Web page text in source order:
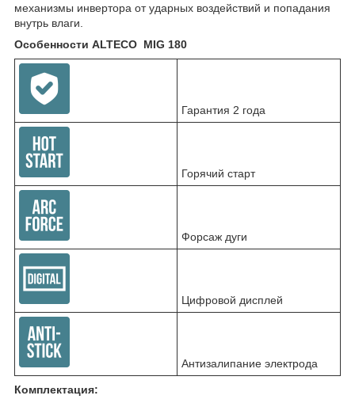
механизмы инвертора от ударных воздействий и попадания
внутрь влаги.
Особенности ALTECO MIG 180
Гарантия 2 года
Горячий старт
Форсаж дуги
Цифровой дисплей
Антизалипание электрода
Комплектация: